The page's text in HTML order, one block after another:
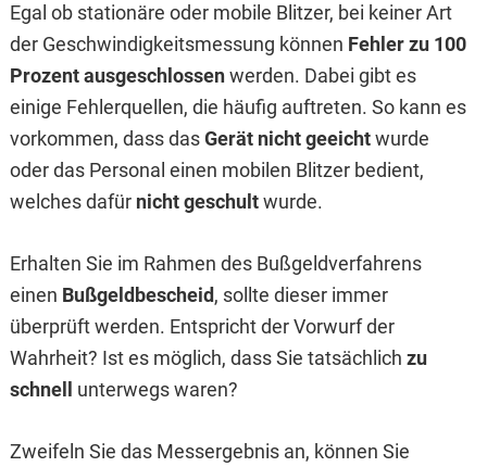
Egal ob stationäre oder mobile Blitzer, bei keiner Art
der Geschwindigkeitsmessung können Fehler zu 100
Prozent ausgeschlossenwerden. Dabei gibt es
einige Fehlerquellen, die häufig auftreten. So kann es
vorkommen, dass dasGerät nicht geeichtwurde
oder das Personal einen mobilen Blitzer bedient,
welches dafür nicht geschultwurde.
Erhalten Sie im Rahmen des Bußgeldverfahrens
einen Bußgeldbescheid, sollte dieser immer
überprüft werden. Entspricht der Vorwurf der
Wahrheit? Ist es möglich, dass Sie tatsächlich zu
schnell
unterwegs waren?
Zweifeln Sie das Messergebnis an, können Sie